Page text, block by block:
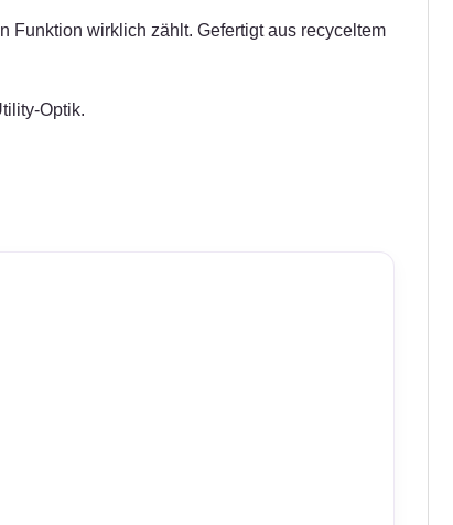
Funktion wirklich zählt. Gefertigt aus recyceltem
Optik.